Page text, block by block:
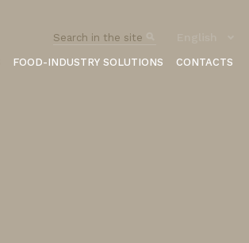
FOOD-INDUSTRY SOLUTIONS CONTACTS